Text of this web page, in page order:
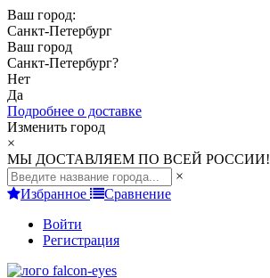
Ваш город:
Санкт-Петербург
Ваш город
Санкт-Петербург?
Нет
Да
Подробнее о доставке
Изменить город
×
МЫ ДОСТАВЛЯЕМ ПО ВСЕЙ РОССИИ!
×
Избранное
Сравнение
Войти
Регистрация